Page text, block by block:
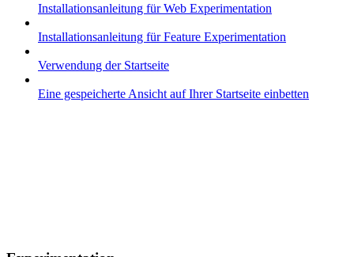
Installationsanleitung für Web Experimentation
Installationsanleitung für Feature Experimentation
Verwendung der Startseite
Eine gespeicherte Ansicht auf Ihrer Startseite einbetten